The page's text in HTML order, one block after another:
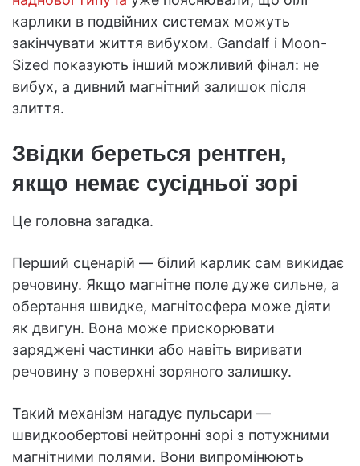
карлики в подвійних системах можуть
закінчувати життя вибухом. Gandalf і Moon-
Sized показують інший можливий фінал: не
вибух, а дивний магнітний залишок після
злиття.
Звідки береться рентген,
якщо немає сусідньої зорі
Це головна загадка.
Перший сценарій — білий карлик сам викидає
речовину. Якщо магнітне поле дуже сильне, а
обертання швидке, магнітосфера може діяти
як двигун. Вона може прискорювати
заряджені частинки або навіть виривати
речовину з поверхні зоряного залишку.
Такий механізм нагадує пульсари —
швидкообертові нейтронні зорі з потужними
магнітними полями. Вони випромінюють